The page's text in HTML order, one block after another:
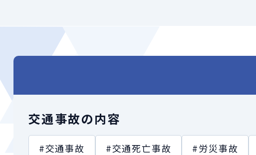
交通事故の内容
#交通事故 #交通死亡事故 #労災事故